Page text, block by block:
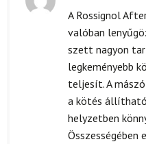
A Rossignol
valóban
szett nagyon
legkeményebb
teljesít. A
a kötés
helyzetben
Összességében